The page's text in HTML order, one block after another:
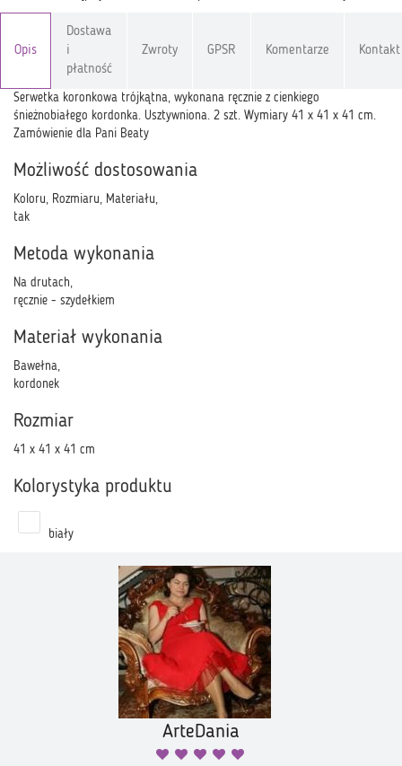
Opis
Dostawa
i
płatność
Zwroty GPSR Komentarze Kontakt
Serwetka koronkowa trójkątna, wykonana ręcznie z cienkiego
śnieżnobiałego kordonka. Usztywniona. 2 szt. Wymiary 41 x 41 x 41 cm.
Zamówienie dla Pani Beaty
Możliwość dostosowania
Koloru, Rozmiaru, Materiału,
tak
Metoda wykonania
Na drutach,
ręcznie - szydełkiem
Materiał wykonania
Bawełna,
kordonek
Rozmiar
41 x 41 x 41 cm
Kolorystyka produktu
biały
ArteDania